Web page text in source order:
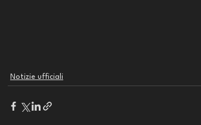
Notizie ufficiali